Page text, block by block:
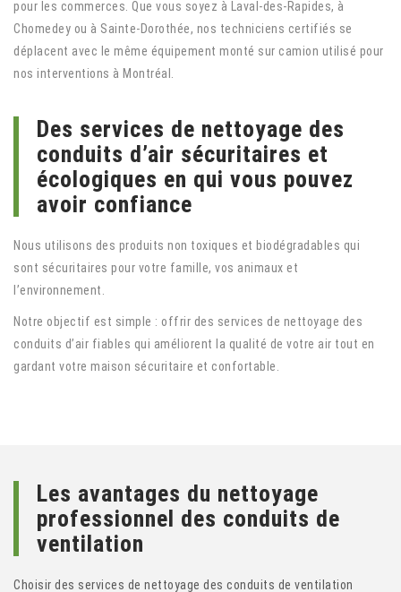
pour les commerces. Que vous soyez à Laval-des-Rapides, à
Chomedey ou à Sainte-Dorothée, nos techniciens certifiés se
déplacent avec le même équipement monté sur camion utilisé pour
nos interventions à Montréal.
Des services de nettoyage des
conduits d’air sécuritaires et
écologiques en qui vous pouvez
avoir confiance
Nous utilisons des produits non toxiques et biodégradables qui
sont sécuritaires pour votre famille, vos animaux et
l’environnement.
Notre objectif est simple : offrir des services de nettoyage des
conduits d’air fiables qui améliorent la qualité de votre air tout en
gardant votre maison sécuritaire et confortable.
Les avantages du nettoyage
professionnel des conduits de
ventilation
Choisir des services de nettoyage des conduits de ventilation